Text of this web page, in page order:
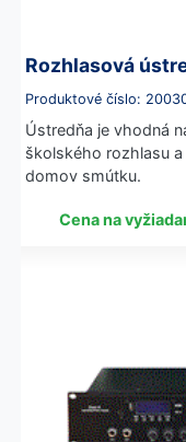
Rozhlasová
Produktové číslo:
Ústredňa je vhodná
školského rozhlasu
domov smútku.
Cena na